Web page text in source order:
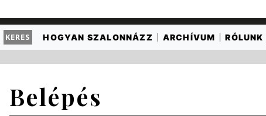
HOGYAN SZALONNÁZZ ARCHÍVUM RÓLUNK
Belépés